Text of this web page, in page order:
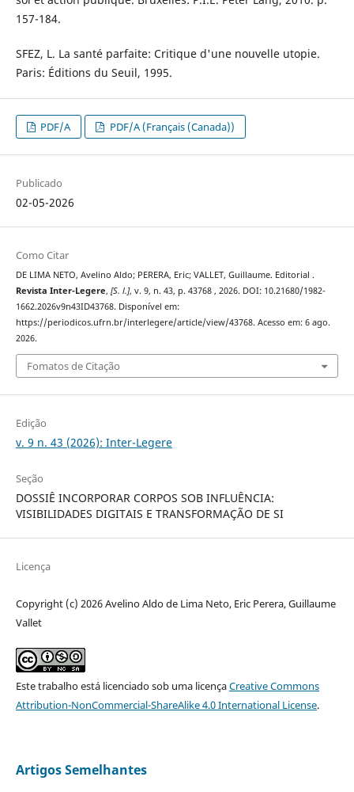
157-184.
SFEZ, L. La santé parfaite: Critique d'une nouvelle utopie.
Paris: Éditions du Seuil, 1995.
PDF/A PDF/A (Français (Canada))
Publicado
02-05-2026
Como Citar
DE LIMA NETO, Avelino Aldo; PERERA, Eric; VALLET, Guillaume. Editorial .
Revista Inter-Legere, [S. l.], v. 9, n. 43, p. 43768 , 2026. DOI: 10.21680/1982-
1662.2026v9n43ID43768. Disponível em:
https://periodicos.ufrn.br/interlegere/article/view/43768. Acesso em: 6 ago.
2026.
Fomatos de Citação
Edição
v. 9 n. 43 (2026): Inter-Legere
Seção
DOSSIÊ INCORPORAR CORPOS SOB INFLUÊNCIA:
VISIBILIDADES DIGITAIS E TRANSFORMAÇÃO DE SI
Licença
Copyright (c) 2026 Avelino Aldo de Lima Neto, Eric Perera, Guillaume
Vallet
Este trabalho está licenciado sob uma licençaCreative Commons
Attribution-NonCommercial-ShareAlike 4.0 International License.
Artigos Semelhantes